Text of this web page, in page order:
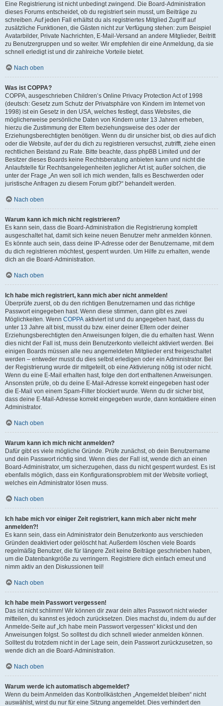
Eine Registrierung ist nicht unbedingt zwingend. Die Board-Administration
dieses Forums entscheidet, ob du registriert sein musst, um Beiträge zu
schreiben. Auf jeden Fall erhältst du als registriertes Mitglied Zugriff auf
zusätzliche Funktionen, die Gästen nicht zur Verfügung stehen: zum Beispiel
Avatarbilder, Private Nachrichten, E-Mail-Versand an andere Mitglieder, Beitritt
zu Benutzergruppen und so weiter. Wir empfehlen dir eine Anmeldung, da sie
schnell erledigt ist und dir zahlreiche Vorteile bietet.
Nach oben
Was ist COPPA?
COPPA, ausgeschrieben Children’s Online Privacy Protection Act of 1998
(deutsch: Gesetz zum Schutz der Privatsphäre von Kindern im Internet von
1998) ist ein Gesetz in den USA, welches festlegt, dass Websites, die
möglicherweise persönliche Daten von Kindern unter 13 Jahren erheben,
hierzu die Zustimmung der Eltern beziehungsweise des oder der
Erziehungsberechtigten benötigen. Wenn du dir unsicher bist, ob dies auf dich
oder die Website, auf der du dich zu registrieren versuchst, zutrifft, ziehe einen
rechtlichen Beistand zu Rate. Bitte beachte, dass phpBB Limited und der
Besitzer dieses Boards keine Rechtsberatung anbieten kann und nicht die
Anlaufstelle für Rechtsangelegenheiten jeglicher Art ist; außer solchen, die
unter der Frage „An wen soll ich mich wenden, falls es Beschwerden oder
juristische Anfragen zu diesem Forum gibt?“ behandelt werden.
Nach oben
Warum kann ich mich nicht registrieren?
Es kann sein, dass die Board-Administration die Registrierung komplett
ausgeschaltet hat, damit sich keine neuen Benutzer mehr anmelden können.
Es könnte auch sein, dass deine IP-Adresse oder der Benutzername, mit dem
du dich registrieren möchtest, gesperrt wurden. Um Hilfe zu erhalten, wende
dich an die Board-Administration.
Nach oben
Ich habe mich registriert, kann mich aber nicht anmelden!
Überprüfe zuerst, ob du den richtigen Benutzernamen und das richtige
Passwort eingegeben hast. Wenn diese stimmen, dann gibt es zwei
Möglichkeiten. Wenn COPPA aktiviert ist und du angegeben hast, dass du
unter 13 Jahre alt bist, musst du bzw. einer deiner Eltern oder deiner
Erziehungsberechtigten den Anweisungen folgen, die du erhalten hast. Wenn
dies nicht der Fall ist, muss dein Benutzerkonto vielleicht aktiviert werden. Bei
einigen Boards müssen alle neu angemeldeten Mitglieder erst freigeschaltet
werden – entweder musst du dies selbst erledigen oder ein Administrator. Bei
der Registrierung wurde dir mitgeteilt, ob eine Aktivierung nötig ist oder nicht.
Wenn du eine E-Mail erhalten hast, folge den dort enthaltenen Anweisungen.
Ansonsten prüfe, ob du deine E-Mail-Adresse korrekt eingegeben hast oder
die E-Mail von einem Spam-Filter blockiert wurde. Wenn du dir sicher bist,
dass deine E-Mail-Adresse korrekt eingegeben wurde, dann kontaktiere einen
Administrator.
Nach oben
Warum kann ich mich nicht anmelden?
Dafür gibt es viele mögliche Gründe. Prüfe zunächst, ob dein Benutzername
und dein Passwort richtig sind. Wenn dies der Fall ist, wende dich an einen
Board-Administrator, um sicherzugehen, dass du nicht gesperrt wurdest. Es ist
ebenfalls möglich, dass ein Konfigurationsproblem mit der Website vorliegt,
welches ein Administrator lösen muss.
Nach oben
Ich habe mich vor einiger Zeit registriert, kann mich aber nicht mehr
anmelden?!
Es kann sein, dass ein Administrator dein Benutzerkonto aus verschieden
Gründen deaktiviert oder gelöscht hat. Außerdem löschen viele Boards
regelmäßig Benutzer, die für längere Zeit keine Beiträge geschrieben haben,
um die Datenbankgröße zu verringern. Registriere dich einfach erneut und
nimm aktiv an den Diskussionen teil!
Nach oben
Ich habe mein Passwort vergessen!
Das ist nicht schlimm! Wir können dir zwar dein altes Passwort nicht wieder
mitteilen, du kannst es jedoch zurücksetzen. Dies machst du, indem du auf der
Anmelde-Seite auf „Ich habe mein Passwort vergessen“ klickst und den
Anweisungen folgst. So solltest du dich schnell wieder anmelden können.
Solltest du trotzdem nicht in der Lage sein, dein Passwort zurückzusetzen, so
wende dich an die Board-Administration.
Nach oben
Warum werde ich automatisch abgemeldet?
Wenn du beim Anmelden das Kontrollkästchen „Angemeldet bleiben“ nicht
auswählst, wirst du nur für eine Sitzung angemeldet. Dies verhindert den